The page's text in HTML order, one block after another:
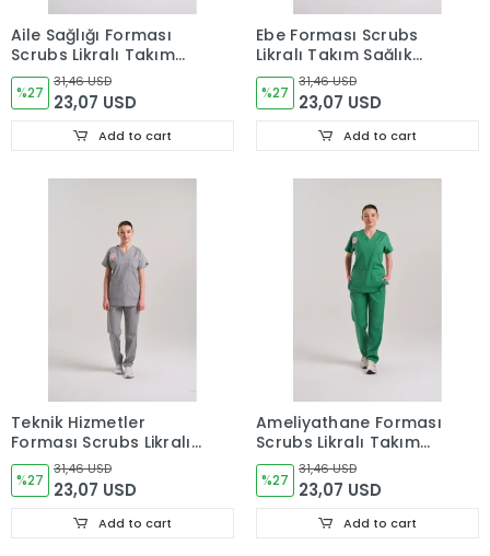
Aile Sağlığı Forması
Scrubs Likralı Takım
Sağlık Bakanlığı
Uyumlu-Bermuda
%27
31,46 USD
23,07 USD
Add to cart
Ebe Forması Scrubs
Likralı Takım Sağlık
Bakanlığı Uyumlu-
Byzantium
%27
31,46 USD
23,07 USD
Add to cart
Teknik Hizmetler
Forması Scrubs Likralı
Takım Sağlık Bakanlığı
Uyumlu-Neutral Gray
%27
31,46 USD
23,07 USD
Add to cart
Ameliyathane Forması
Scrubs Likralı Takım
Sağlık Bakanlığı
Uyumlu-Frosty Spruce
%27
31,46 USD
23,07 USD
Add to cart